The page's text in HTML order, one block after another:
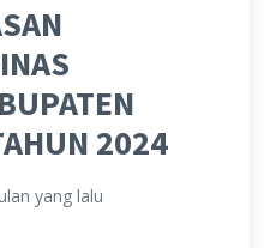
2024
yang lalu